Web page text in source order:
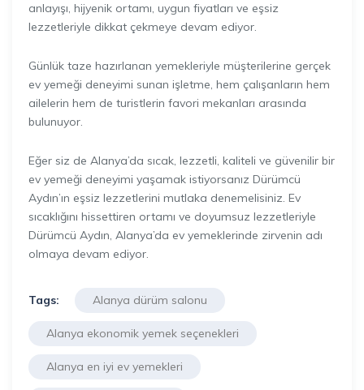
anlayışı, hijyenik ortamı, uygun fiyatları ve eşsiz
lezzetleriyle dikkat çekmeye devam ediyor.
Günlük taze hazırlanan yemekleriyle müşterilerine gerçek
ev yemeği deneyimi sunan işletme, hem çalışanların hem
ailelerin hem de turistlerin favori mekanları arasında
bulunuyor.
Eğer siz de Alanya’da sıcak, lezzetli, kaliteli ve güvenilir bir
ev yemeği deneyimi yaşamak istiyorsanız Dürümcü
Aydın’ın eşsiz lezzetlerini mutlaka denemelisiniz. Ev
sıcaklığını hissettiren ortamı ve doyumsuz lezzetleriyle
Dürümcü Aydın, Alanya’da ev yemeklerinde zirvenin adı
olmaya devam ediyor.
Tags: Alanya dürüm salonu
Alanya ekonomik yemek seçenekleri
Alanya en iyi ev yemekleri